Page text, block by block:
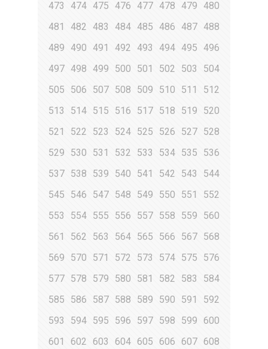
473
474 475 476 477 478 479
480
481
482 483 484 485 486 487 488
489
490 491 492 493 494 495
496
497 498 499 500 501 502 503
504
505
506 507 508 509 510 511
512
513
514 515 516 517 518 519
520
521
522 523 524 525 526 527 528
529
530 531 532 533 534 535
536
537 538 539 540 541 542 543
544
545
546 547 548 549 550 551
552
553
554 555 556 557 558 559
560
561
562 563 564 565 566 567 568
569
570 571 572 573 574 575
576
577 578 579 580 581 582 583
584
585
586 587 588 589 590 591
592
593
594 595 596 597 598 599
600
601
602 603 604 605 606 607 608